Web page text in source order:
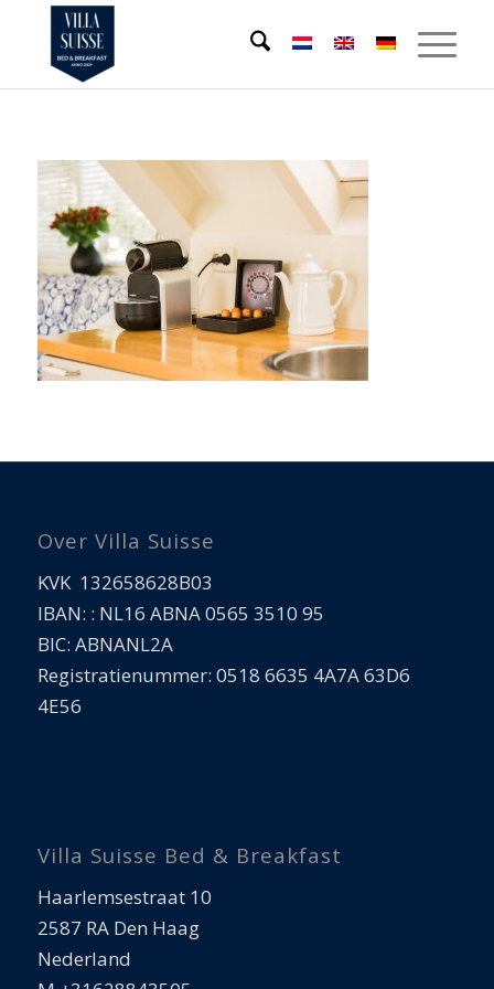
Over Villa Suisse
KVK 132658628B03
IBAN: : NL16 ABNA 0565 3510 95
BIC: ABNANL2A
Registratienummer: 0518 6635 4A7A 63D6
4E56
Villa Suisse Bed & Breakfast
Haarlemsestraat 10
2587 RA Den Haag
Nederland